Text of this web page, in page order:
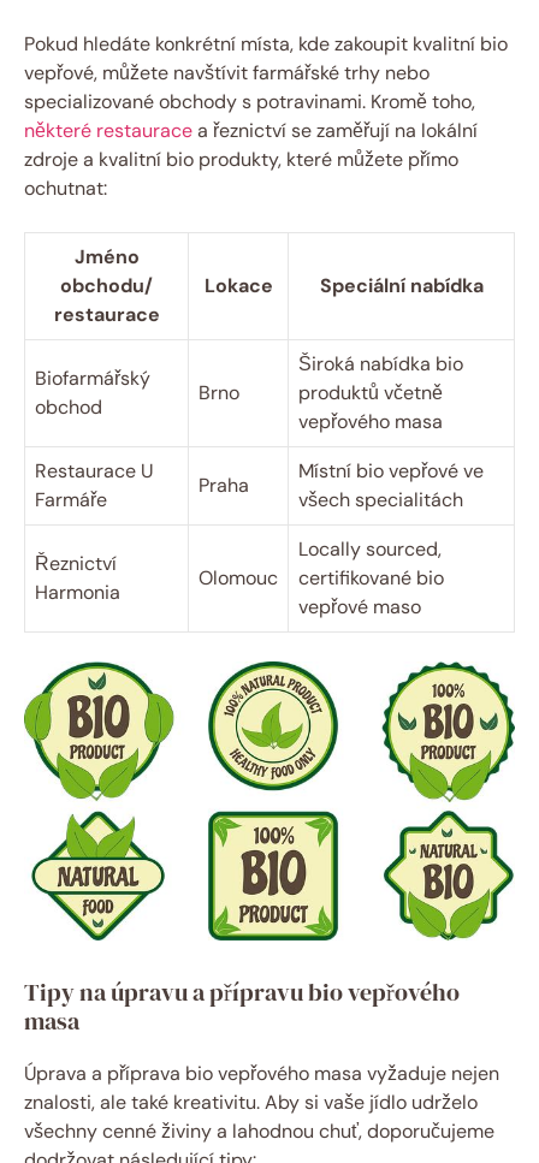
Pokud hledáte konkrétní místa, ⁢kde zakoupit kvalitní bio
vepřové, můžete navštívit farmářské trhy⁤ nebo
specializované obchody s potravinami. Kromě toho,
některé restauracea‌ řeznictví se⁢ zaměřují na ⁤lokální
zdroje ‌a kvalitní⁤ bio produkty, které můžete přímo
⁢ochutnat:
Jméno
obchodu/
‌restaurace
Lokace Speciální nabídka
Biofarmářský
‌obchod
Brno
Široká nabídka bio‌
produktů včetně
vepřového‌ masa
Restaurace U
Farmáře
Praha
Místní bio ⁢vepřové ve
všech specialitách
Řeznictví
Harmonia
Olomouc
Locally⁤ sourced,
‍certifikované bio​
vepřové maso
Tipy na úpravu a přípravu bio vepřového
masa
Úprava⁤ a příprava bio vepřového‌ masa vyžaduje nejen
znalosti, ale také kreativitu. ​Aby si vaše jídlo udrželo ​
všechny cenné ​živiny a ‍lahodnou‌ chuť, doporučujeme